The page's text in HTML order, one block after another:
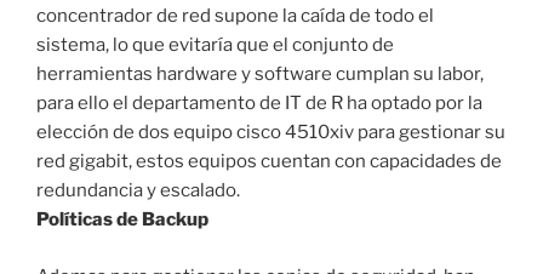
concentrador de red supone la caída de todo el
sistema, lo que evitaría que el conjunto de
herramientas hardware y software cumplan su labor,
para ello el departamento de IT de R ha optado por la
elección de dos equipo cisco 4510xiv para gestionar su
red gigabit, estos equipos cuentan con capacidades de
redundancia y escalado.
Políticas de Backup